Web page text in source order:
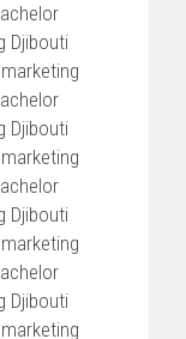
Djibouti
Djibouti
Djibouti
Djibouti